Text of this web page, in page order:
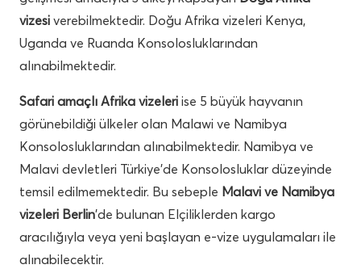
vizesi verebilmektedir. Doğu Afrika vizeleri Kenya,
Uganda ve Ruanda Konsolosluklarından
alınabilmektedir.
Safari amaçlı Afrika vizeleri ise 5 büyük hayvanın
görünebildiği ülkeler olan Malawi ve Namibya
Konsolosluklarından alınabilmektedir. Namibya ve
Malavi devletleri Türkiye’de Konsolosluklar düzeyinde
temsil edilmemektedir. Bu sebeple Malavi ve Namibya
vizeleri Berlin’de bulunan Elçiliklerden kargo
aracılığıyla veya yeni başlayan e-vize uygulamaları ile
alınabilecektir.